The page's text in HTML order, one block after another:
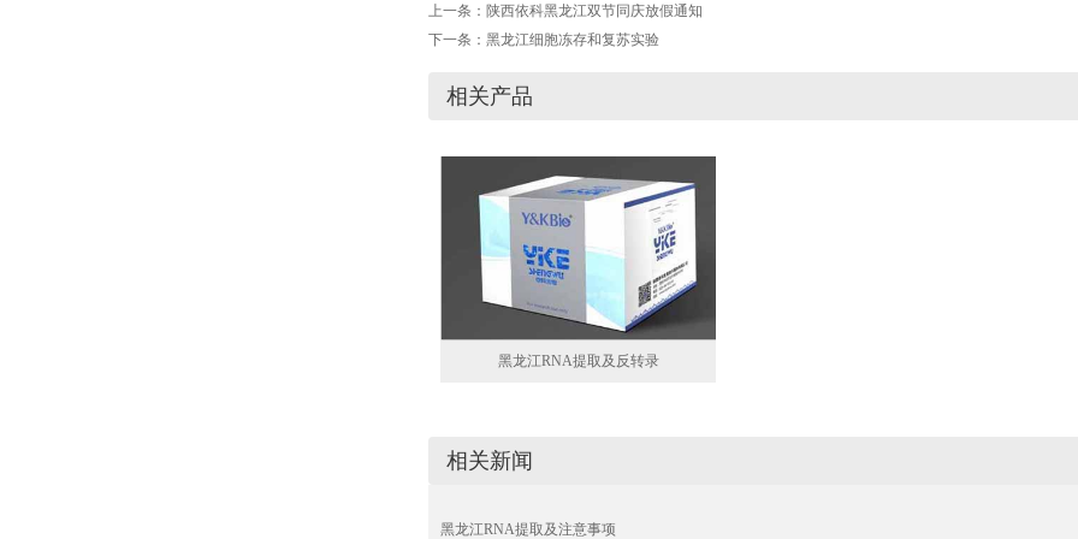
上一条： 陕西依科黑龙江双节同庆放假通知
下一条： 黑龙江细胞冻存和复苏实验
相关产品
黑龙江RNA提取及反转录
相关新闻
黑龙江RNA提取及注意事项